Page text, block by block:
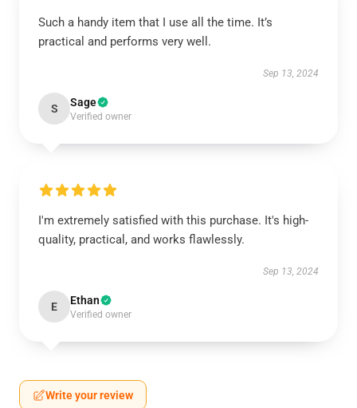
Such a handy item that I use all the time. It’s
practical and performs very well.
Sep 13, 2024
S Sage
Verified owner
I'm extremely satisfied with this purchase. It's high-
quality, practical, and works flawlessly.
Sep 13, 2024
E Ethan
Verified owner
Write your review